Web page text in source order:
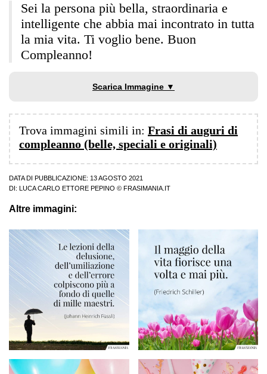
Sei la persona più bella, straordinaria e
intelligente che abbia mai incontrato in tutta
la mia vita. Ti voglio bene. Buon
Compleanno!
Scarica Immagine ▼
Trova immagini simili in: Frasi di auguri di
compleanno (belle, speciali e originali)
DATA DI PUBBLICAZIONE: 13 AGOSTO 2021
DI:
LUCA CARLO ETTORE PEPINO © FRASIMANIA.IT
Altre immagini: